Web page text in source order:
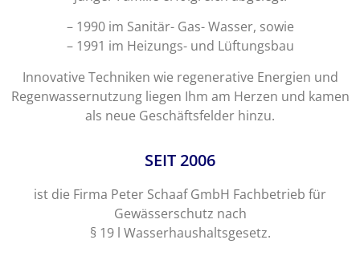
– 1990 im Sanitär- Gas- Wasser, sowie
– 1991 im Heizungs- und Lüftungsbau
Innovative Techniken wie regenerative Energien und
Regenwassernutzung liegen Ihm am Herzen und kamen
als neue Geschäftsfelder hinzu.
SEIT 2006
ist die Firma Peter Schaaf GmbH Fachbetrieb für
Gewässerschutz nach
§ 19 l Wasserhaushaltsgesetz.